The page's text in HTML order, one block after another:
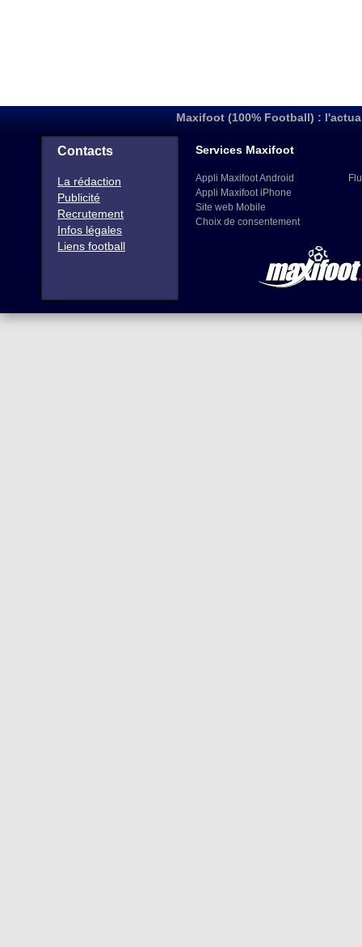
Maxifoot (100% Football) :
Contacts
La rédaction
Publicité
Recrutement
Infos légales
Liens football
Services Maxifoot
Appli Maxifoot Android
Appli Maxifoot iPhone
Site web Mobile
Choix de consentement